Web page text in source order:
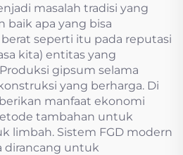
masalah tradisi yang
baik apa yang bisa
seperti itu pada reputasi
kita) entitas yang
gipsum selama
yang berharga. Di
manfaat ekonomi
tambahan untuk
limbah. Sistem FGD modern
dirancang untuk